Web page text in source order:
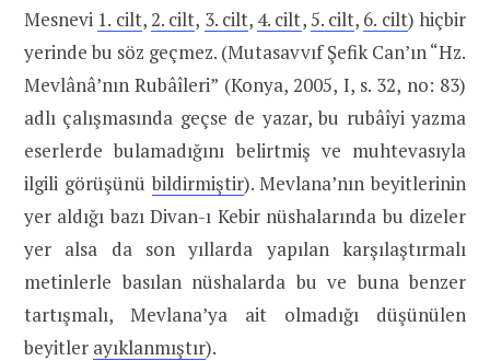
Mesnevi 1. cilt, 2. cilt, 3. cilt, 4. cilt,5. cilt, 6. cilt) hiçbir
yerinde bu söz geçmez. (Mutasavvıf Şefik Can’ın “Hz.
Mevlânâ’nın Rubâîleri” (Konya, 2005, I, s. 32, no: 83)
adlı çalışmasında geçse de yazar, bu rubâîyi yazma
eserlerde bulamadığını belirtmiş ve muhtevasıyla
ilgili görüşünübildirmiştir). Mevlana’nın beyitlerinin
yer aldığı bazı Divan-ı Kebir nüshalarında bu dizeler
yer alsa da son yıllarda yapılan karşılaştırmalı
metinlerle basılan nüshalarda bu ve buna benzer
tartışmalı, Mevlana’ya ait olmadığı düşünülen
beyitler ayıklanmıştır).